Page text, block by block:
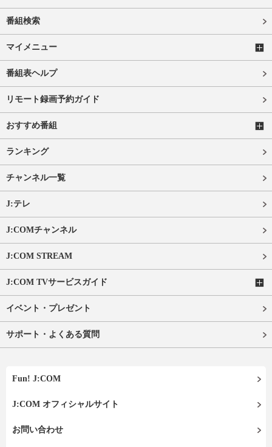
番組検索
マイメニュー
番組表ヘルプ
リモート録画予約ガイド
おすすめ番組
ランキング
チャンネル一覧
J:テレ
J:COMチャンネル
J:COM STREAM
J:COM TVサービスガイド
イベント・プレゼント
サポート・よくある質問
Fun! J:COM
J:COM オフィシャルサイト
お問い合わせ